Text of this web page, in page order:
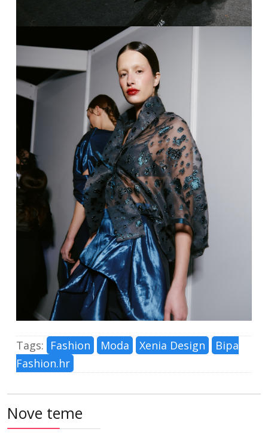
Tags: Fashion Moda Xenia Design
Bipa
Fashion.hr
Nove teme